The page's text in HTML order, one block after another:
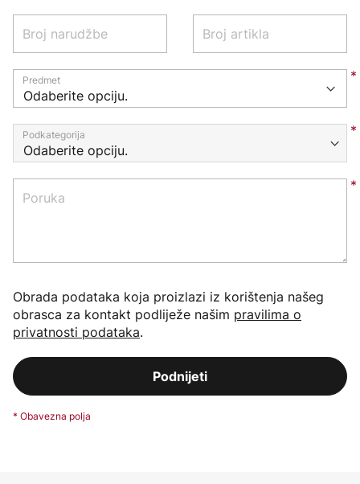
Broj narudžbe Broj artikla
Predmet
Podkategorija
Poruka
Obrada podataka koja proizlazi iz korištenja našeg
obrasca za kontakt podliježe našim pravilima o
privatnosti podataka.
Podnijeti